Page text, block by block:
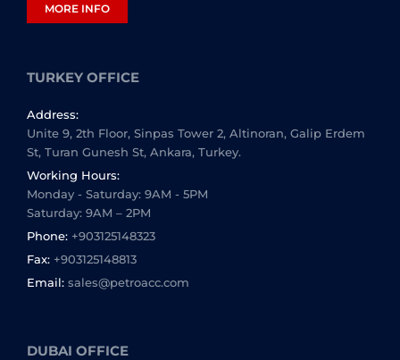
MORE INFO
TURKEY OFFICE
Address:
Unite 9, 2th Floor, Sinpas Tower 2, Altinoran, Galip Erdem
St, Turan Gunesh St, Ankara, Turkey.
Working Hours:
Monday - Saturday: 9AM - 5PM
Saturday: 9AM – 2PM
Phone: +903125148323
Fax: +903125148813
Email: sales@petroacc.com
DUBAI OFFICE